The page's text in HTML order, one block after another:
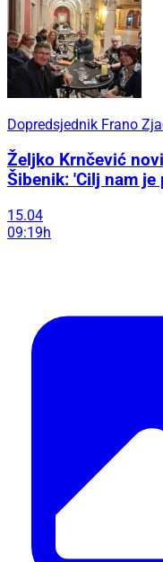
Dopredsjednik Frano
Željko Krnčević
Šibenik: 'Cilj nam
15.04
09:19h